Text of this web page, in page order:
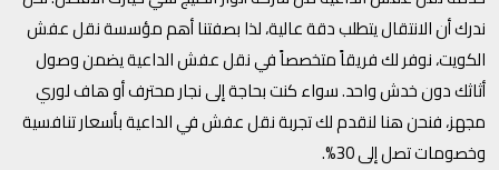
ندرك أن الانتقال يتطلب دقة عالية، لذا بصفتنا أهم مؤسسة نقل عفش
الكويت، نوفر لك فريقاً متخصصاً في نقل عفش الداعية يضمن وصول
أثاثك دون خدش واحد. سواء كنت بحاجة إلى نجار محترف أو هاف لوري
مجهز، فنحن هنا لنقدم لك تجربة نقل عفش في الداعية بأسعار تنافسية
وخصومات تصل إلى 30%.